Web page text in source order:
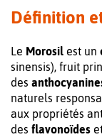
Définition
Le Morosil est un
sinensis), fruit
des
naturels
aux propriétés
des flavonoïdes